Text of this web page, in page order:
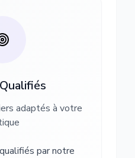
adaptés à votre
par notre